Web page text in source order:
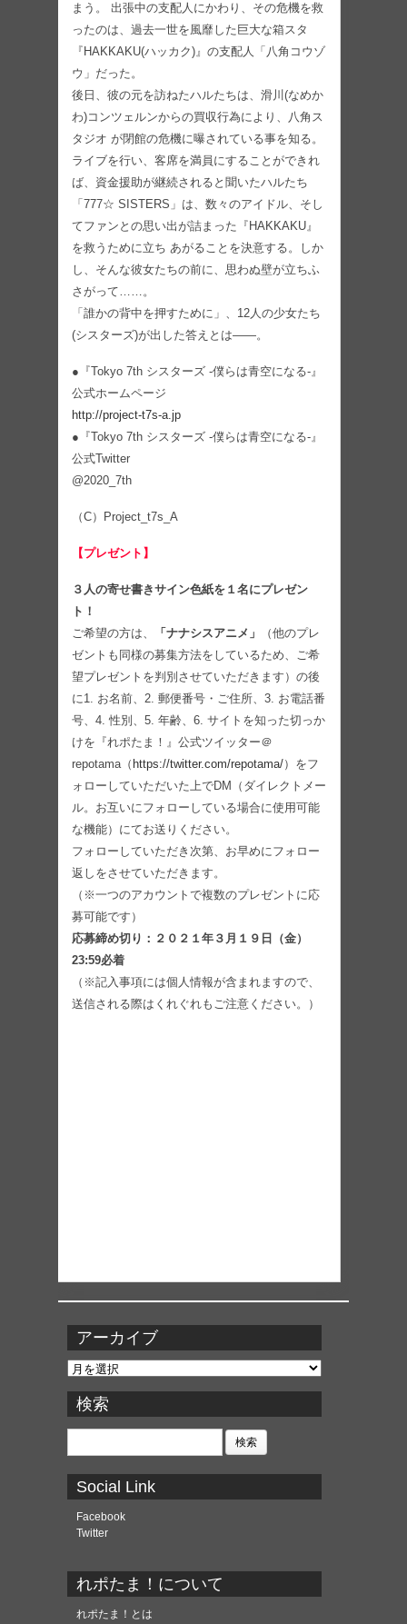
まう。 出張中の⽀配⼈にかわり、その危機を救
ったのは、過去一世を風靡した巨大な箱スタ
『HAKKAKU(ハッカク)』の⽀配⼈「八角コウゾ
ウ」だった。
後日、彼の元を訪ねたハルたちは、滑川(なめか
わ)コンツェルンからの買収⾏為により、八角ス
タジオ が閉館の危機に曝されている事を知る。
ライブを⾏い、客席を満員にすることができれ
ば、資⾦援助が継続されると聞いたハルたち
「777☆ SISTERS」は、数々のアイドル、そし
てファンとの思い出が詰まった『HAKKAKU』
を救うために⽴ち あがることを決意する。しか
し、そんな彼⼥たちの前に、思わぬ壁が⽴ちふ
さがって……。
「誰かの背中を押すために」、12⼈の少⼥たち
(シスターズ)が出した答えとは――。
●『Tokyo 7th シスターズ -僕らは⻘空になる-』
公式ホームページ
http://project-t7s-a.jp
●『Tokyo 7th シスターズ -僕らは⻘空になる-』
公式Twitter
@2020_7th
（C）Project_t7s_A
【プレゼント】
３人の寄せ書きサイン色紙を１名にプレゼン
ト！
ご希望の方は、
「ナナシスアニメ」
（他のプレ
ゼントも同様の募集方法をしているため、ご希
望プレゼントを判別させていただきます）の後
に1. お名前、2. 郵便番号・ご住所、3. お電話番
号、4. 性別、5. 年齢、6. サイトを知った切っか
けを『れポたま！』公式ツイッター＠
repotama（ https://twitter.com/repotama/）をフ
ォローしていただいた上でDM（ダイレクトメー
ル。お互いにフォローしている場合に使用可能
な機能）にてお送りください。
フォローしていただき次第、お早めにフォロー
返しをさせていただきます。
（※一つのアカウントで複数のプレゼントに応
募可能です）
応募締め切り：２０２１年３月１９日（金）
23:59必着
（※記入事項には個人情報が含まれますので、
送信される際はくれぐれもご注意ください。）
アーカイブ
ア
カ
イ
ブ
検索
検
Social Link
Facebook
Twitter
れポたま！について
れポたま！とは